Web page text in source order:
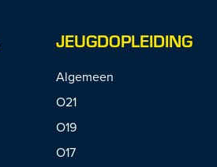
JEUGDOPLEIDING
Algemeen
O21
O19
O17